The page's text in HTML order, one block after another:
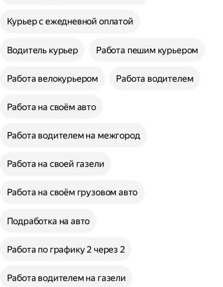
Курьер с ежедневной оплатой
Водитель курьер Работа пешим курьером
Работа велокурьером Работа водителем
Работа на своём авто
Работа водителем на межгород
Работа на своей газели
Работа на своём грузовом авто
Подработка на авто
Работа по графику 2 через 2
Работа водителем на газели